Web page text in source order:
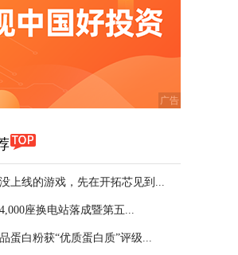
上线的游戏，先在开拓芯见到...
座换电站落成暨第五...
蛋白粉获“优质蛋白质”评级...